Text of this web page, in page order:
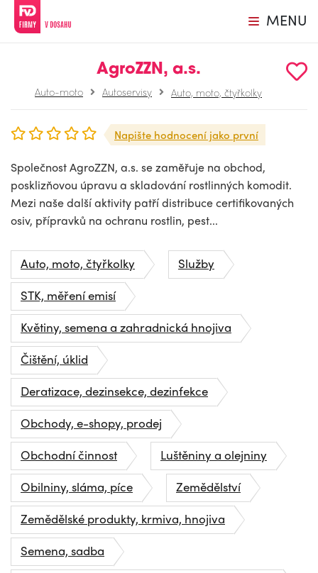
MENU
AgroZZN, a.s.
Auto-moto Autoservisy Auto, moto, čtyřkolky
Napište hodnocení jako první
Společnost AgroZZN, a.s. se zaměřuje na obchod,
posklizňovou úpravu a skladování rostlinných komodit.
Mezi naše další aktivity patří distribuce certifikovaných
osiv, přípravků na ochranu rostlin, pest...
Auto, moto, čtyřkolky
Služby
STK, měření emisí
Květiny, semena a zahradnická hnojiva
Čištění, úklid
Deratizace, dezinsekce, dezinfekce
Obchody, e-shopy, prodej
Obchodní činnost
Luštěniny a olejniny
Obilniny, sláma, píce
Zemědělství
Zemědělské produkty, krmiva, hnojiva
Semena, sadba